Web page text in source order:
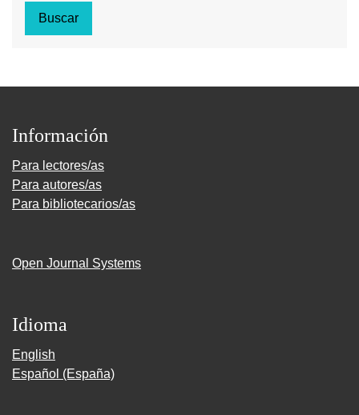
Buscar
Información
Para lectores/as
Para autores/as
Para bibliotecarios/as
Open Journal Systems
Idioma
English
Español (España)